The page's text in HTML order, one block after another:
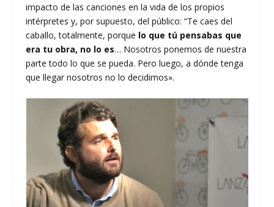
impacto de las canciones en la vida de los propios
intérpretes y, por supuesto, del público: “Te caes del
caballo, totalmente, porque lo que tú pensabas que
era tu obra, no lo es… Nosotros ponemos de nuestra
parte todo lo que se pueda. Pero luego, a dónde tenga
que llegar nosotros no lo decidimos».